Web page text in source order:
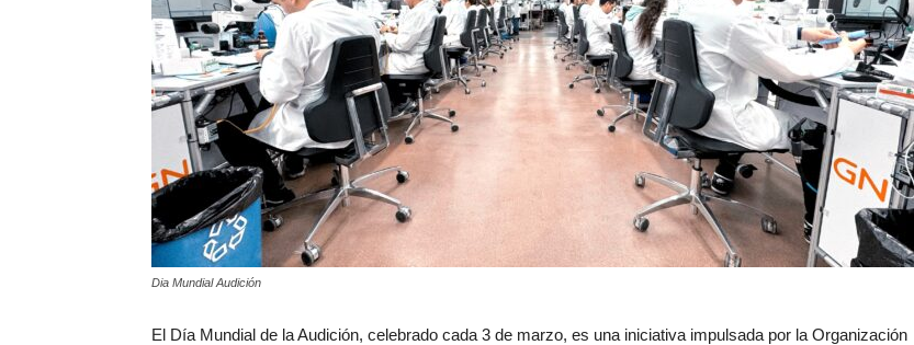
Dia Mundial Audición
El Día Mundial de la Audición, celebrado cada 3 de marzo, es una iniciativa impulsada por la Organización